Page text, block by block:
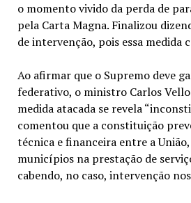
o momento vivido da perda de
pela Carta Magna. Finalizou
de intervenção, pois essa medida
Ao afirmar que o Supremo deve
federativo, o ministro Carlos
medida atacada se revela
comentou que a constituição
técnica e financeira entre a
municípios na prestação de
cabendo, no caso, intervenção